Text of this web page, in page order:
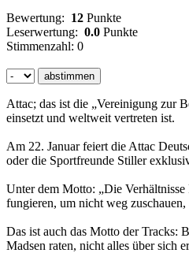
Bewertung: 12 Punkte
Leserwertung: 0.0 Punkte
Stimmenzahl: 0
Attac; das ist die „Vereinigung zur
einsetzt und weltweit vertreten ist.
Am 22. Januar feiert die Attac
oder die Sportfreunde Stiller
Unter dem Motto: „Die
fungieren, um nicht weg
Das ist auch das Motto der Tracks:
Madsen raten, nicht alles über sich